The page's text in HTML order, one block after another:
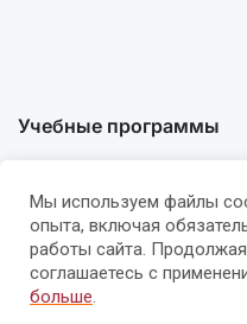
Учебные программы
Инструкторские
Повышение
квалификации
Мы используем файлы
опыта, включая
работы сайта.
соглашаетесь с
больше.